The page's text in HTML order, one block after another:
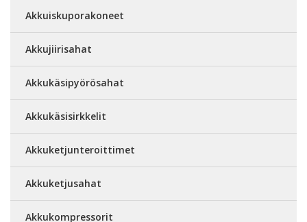
Akkuiskuporakoneet
Akkujiirisahat
Akkukäsipyörösahat
Akkukäsisirkkelit
Akkuketjunteroittimet
Akkuketjusahat
Akkukompressorit